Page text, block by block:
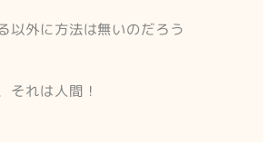
以外に方法は無いのだろう
それは人間！